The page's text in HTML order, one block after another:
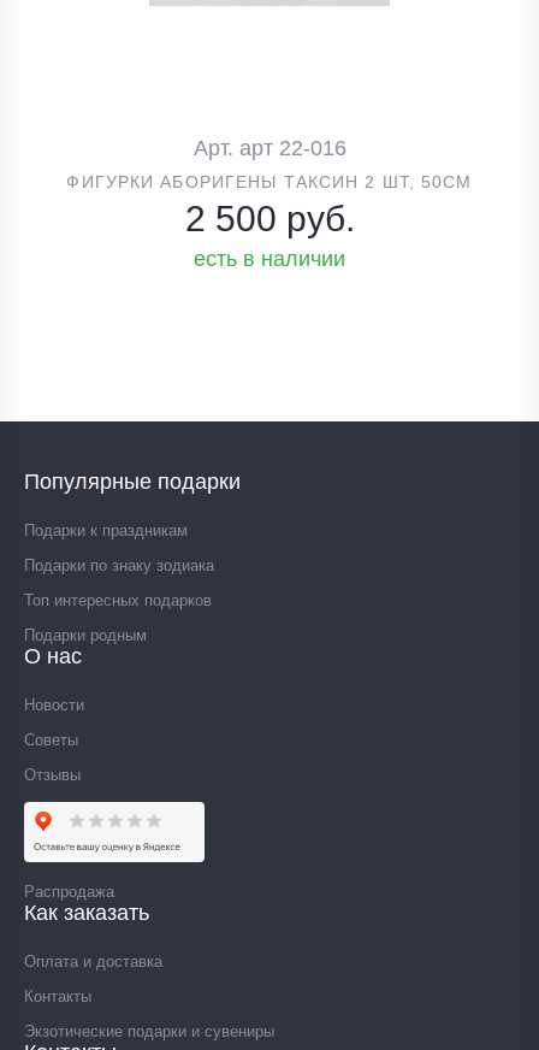
Арт. арт 22-016
ФИГУРКИ АБОРИГЕНЫ ТАКСИН 2 ШТ, 50СМ
2 500 руб.
есть в наличии
Популярные подарки
Подарки к праздникам
Подарки по знаку зодиака
Топ интересных подарков
Подарки родным
О нас
Новости
Советы
Отзывы
Распродажа
Как заказать
Оплата и доставка
Контакты
Экзотические подарки и сувениры